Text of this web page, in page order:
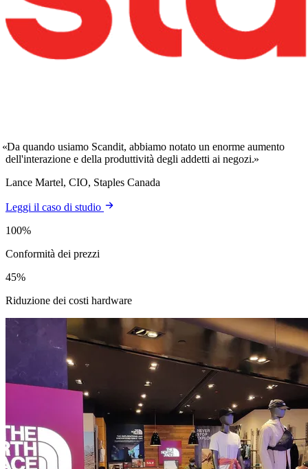
Da quando usiamo Scandit, abbiamo notato un enorme aumento
dell'interazione e della produttività degli addetti ai negozi.
Lance Martel, CIO, Staples Canada
Leggi il caso di studio
100%
Conformità dei prezzi
45%
Riduzione dei costi hardware